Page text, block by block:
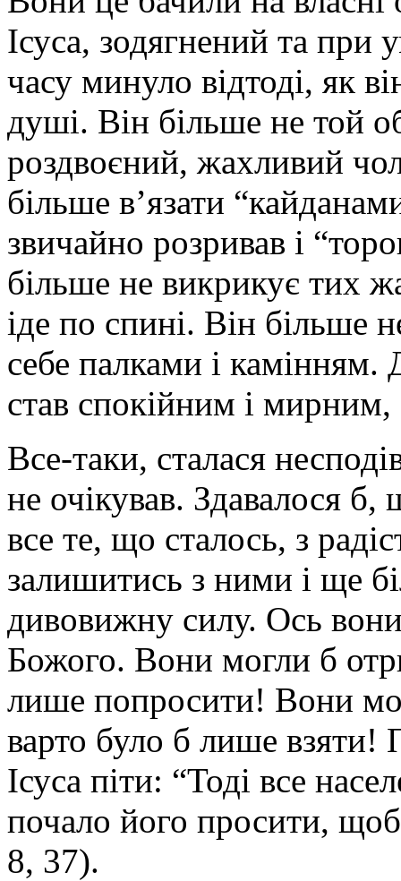
Ісуса, зодягнений та при
часу минуло відтоді, як
душі. Він більше не той
роздвоєний, жахливий
більше в’язати
звичайно розривав і
більше не викрикує тих
іде по спині. Він більше
себе палками і
став спокійним і мирним,
Все-таки, сталася
не очікував. Здавалося
все те, що сталось, з
залишитись з ними і ще
дивовижну силу. Ось
Божого. Вони могли б
лише попросити! Вони
варто було б лише взяти!
Ісуса піти: “Тоді все
почало його просити,
8, 37).